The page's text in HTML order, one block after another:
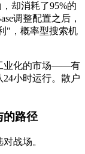
却消耗了95%的
调整配置之后，
"，概率型搜索机
业化的市场——有
小时运行。散户
的路径
战场。